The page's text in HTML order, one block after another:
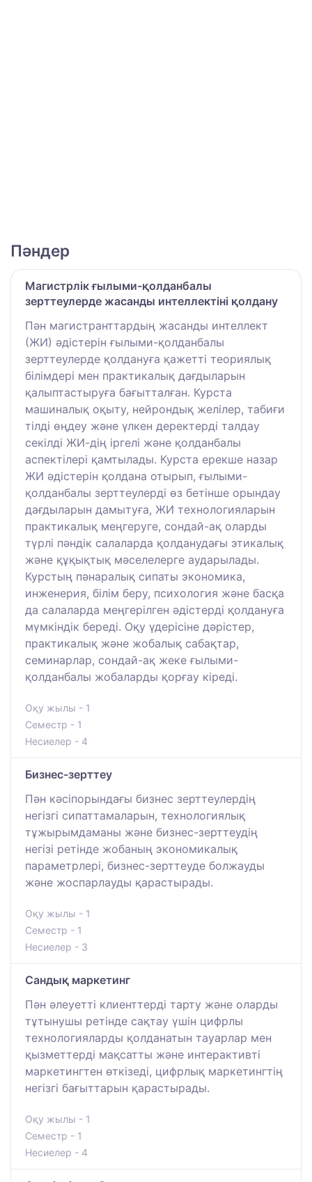
Пәндер
Магистрлік ғылыми-қолданбалы
зерттеулерде жасанды интеллектіні қолдану
Пән магистранттардың жасанды интеллект
(ЖИ) әдістерін ғылыми-қолданбалы
зерттеулерде қолдануға қажетті теориялық
білімдері мен практикалық дағдыларын
қалыптастыруға бағытталған. Курста
машиналық оқыту, нейрондық желілер, табиғи
тілді өңдеу және үлкен деректерді талдау
секілді ЖИ-дің іргелі және қолданбалы
аспектілері қамтылады. Курста ерекше назар
ЖИ әдістерін қолдана отырып, ғылыми-
қолданбалы зерттеулерді өз бетінше орындау
дағдыларын дамытуға, ЖИ технологияларын
практикалық меңгеруге, сондай-ақ оларды
түрлі пәндік салаларда қолданудағы этикалық
және құқықтық мәселелерге аударылады.
Курстың пәнаралық сипаты экономика,
инженерия, білім беру, психология және басқа
да салаларда меңгерілген әдістерді қолдануға
мүмкіндік береді. Оқу үдерісіне дәрістер,
практикалық және жобалық сабақтар,
семинарлар, сондай-ақ жеке ғылыми-
қолданбалы жобаларды қорғау кіреді.
Оқу жылы - 1
Семестр - 1
Несиелер - 4
Бизнес-зерттеу
Пән кәсіпорындағы бизнес зерттеулердің
негізгі сипаттамаларын, технологиялық
тұжырымдаманы және бизнес-зерттеудің
негізі ретінде жобаның экономикалық
параметрлері, бизнес-зерттеуде болжауды
және жоспарлауды қарастырады.
Оқу жылы - 1
Семестр - 1
Несиелер - 3
Сандық маркетинг
Пән әлеуетті клиенттерді тарту және оларды
тұтынушы ретінде сақтау үшін цифрлы
технологияларды қолданатын тауарлар мен
қызметтерді мақсатты және интерактивті
маркетингтен өткізеді, цифрлық маркетингтің
негізгі бағыттарын қарастырады.
Оқу жылы - 1
Семестр - 1
Несиелер - 4